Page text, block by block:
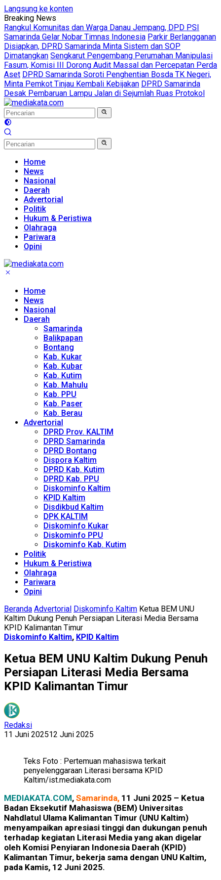
Langsung ke konten
Breaking News
Rangkul Komunitas dan Warga Danau Jempang, DPD PSI
Samarinda Gelar Nobar Timnas Indonesia Parkir Berlangganan
Disiapkan, DPRD Samarinda Minta Sistem dan SOP
Dimatangkan Sengkarut Pengembang Perumahan Manipulasi
Fasum, Komisi III Dorong Audit Massal dan Percepatan Perda
Aset DPRD Samarinda Soroti Penghentian Bosda TK Negeri,
Minta Pemkot Tinjau Kembali Kebijakan DPRD Samarinda
Desak Pembaruan Lampu Jalan di Sejumlah Ruas Protokol
Home
News
Nasional
Daerah
Advertorial
Politik
Hukum & Peristiwa
Olahraga
Pariwara
Opini
Home
News
Nasional
Daerah
Samarinda
Balikpapan
Bontang
Kab. Kukar
Kab. Kubar
Kab. Kutim
Kab. Mahulu
Kab. PPU
Kab. Paser
Kab. Berau
Advertorial
DPRD Prov. KALTIM
DPRD Samarinda
DPRD Bontang
Dispora Kaltim
DPRD Kab. Kutim
DPRD Kab. PPU
Diskominfo Kaltim
KPID Kaltim
Disdikbud Kaltim
DPK KALTIM
Diskominfo Kukar
Diskominfo PPU
Diskominfo Kab. Kutim
Politik
Hukum & Peristiwa
Olahraga
Pariwara
Opini
Beranda Advertorial Diskominfo Kaltim Ketua BEM UNU
Kaltim Dukung Penuh Persiapan Literasi Media Bersama
KPID Kalimantan Timur
Diskominfo Kaltim, KPID Kaltim
Ketua BEM UNU Kaltim Dukung Penuh
Persiapan Literasi Media Bersama
KPID Kalimantan Timur
Redaksi
11 Juni 202512 Juni 2025
Teks Foto : Pertemuan mahasiswa terkait
penyelenggaraan Literasi bersama KPID
Kaltim/ist.mediakata.com
MEDIAKATA.COM, Samarinda, 11 Juni 2025 – Ketua
Badan Eksekutif Mahasiswa (BEM) Universitas
Nahdlatul Ulama Kalimantan Timur (UNU Kaltim)
menyampaikan apresiasi tinggi dan dukungan penuh
terhadap kegiatan Literasi Media yang akan digelar
oleh Komisi Penyiaran Indonesia Daerah (KPID)
Kalimantan Timur, bekerja sama dengan UNU Kaltim,
pada Kamis, 12 Juni 2025.